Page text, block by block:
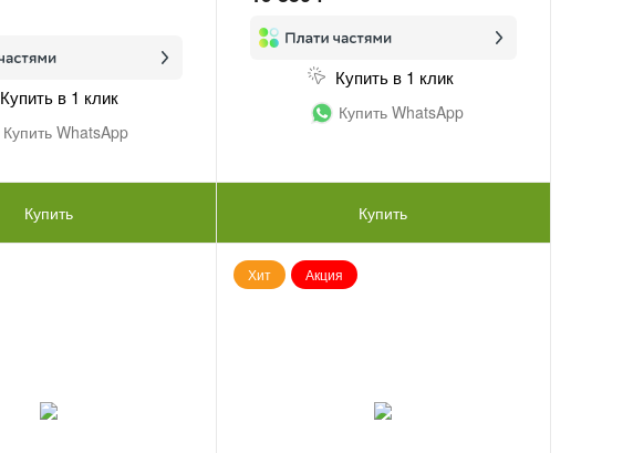
Купить в 1 клик
Купить WhatsApp
Купить
Купить в 1 клик
Купить WhatsApp
Купить
Хит Акция